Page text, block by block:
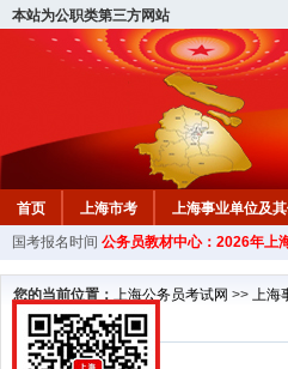
本站为公职类第三方网站
首页 上海市考 上海事业单位及
国考报名时间 公务员教材中心：2026年上
您的当前位置： 上海公务员考试网 >> 上海